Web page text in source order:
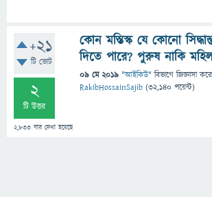
+21
টি ভোট
2
টি উত্তর
2,833 বার দেখা হয়েছে
কোন মস্তিস্ক যে কোনো
দিতে পারে? পুরুষ নাকি
09 মে 2019 "আইকিউ" বিভাগে জিজ্ঞাসা
RakibHossainSajib (32,140 পয়েন্ট)